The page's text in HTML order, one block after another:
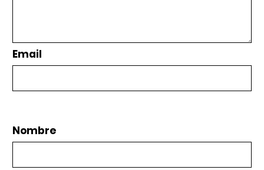
Email
Nombre